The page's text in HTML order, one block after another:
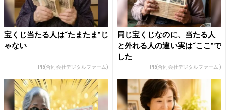
宝くじ当たる人は“たまたま”じ
ゃない
PR(合同会社デジタルファーム)
同じ宝くじなのに、当たる人
と外れる人の違い実は“ここ”で
した
PR(合同会社デジタルファーム )